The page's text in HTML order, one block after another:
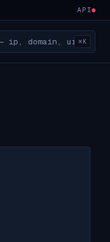
API
⌘K